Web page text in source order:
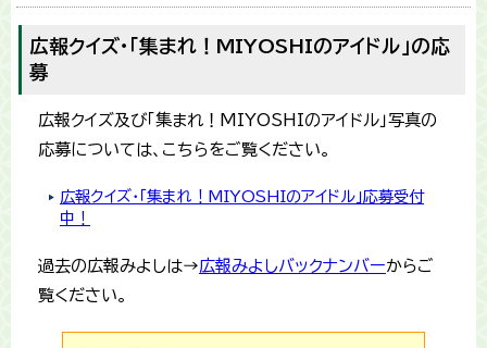
広報クイズ・「集まれ！MIYOSHIのアイドル」の応
募
広報クイズ及び「集まれ！MIYOSHIのアイドル」写真の
応募については、こちらをご覧ください。
広報クイズ・「集まれ！MIYOSHIのアイドル」応募受付
中！
過去の広報みよしは→広報みよしバックナンバーからご
覧ください。